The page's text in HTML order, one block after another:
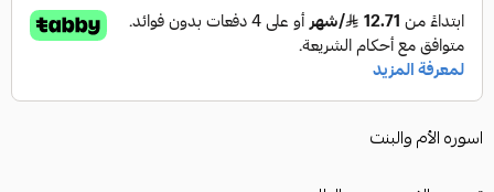
اسوره الأم والبنت